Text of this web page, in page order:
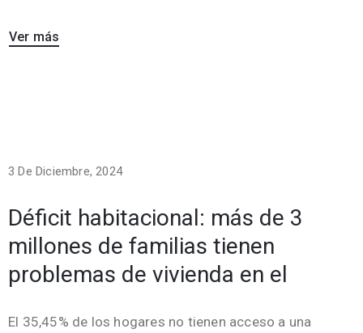
Ver más
3 De Diciembre, 2024
Déficit habitacional: más de 3
millones de familias tienen
problemas de vivienda en el
El 35,45% de los hogares no tienen acceso a una